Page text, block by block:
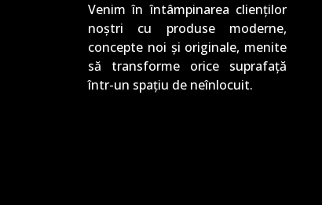
Venim în întâmpinarea clienților
noștri cu produse moderne,
concepte noi și originale, menite
să transforme orice suprafață
într-un spațiu de neînlocuit.